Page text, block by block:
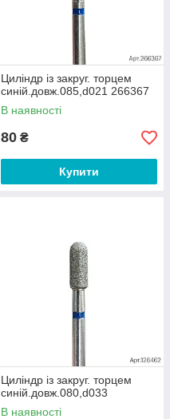
Циліндр із закруг. торцем
синій.довж.085,d021 266367
В наявності
80 ₴
Купити
Циліндр із закруг. торцем
синій.довж.080,d033
В наявності